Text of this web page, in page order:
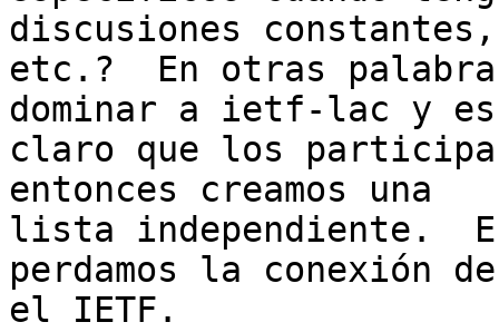
discusiones constantes,
etc.?  En otras
dominar a ietf-lac y es
claro que los
entonces creamos una
lista independiente.
perdamos la conexión
el IETF.